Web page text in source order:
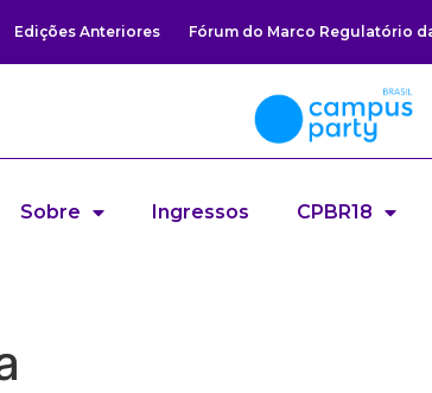
Edições Anteriores Fórum do Marco Regulatório
Sobre Ingressos CPBR18